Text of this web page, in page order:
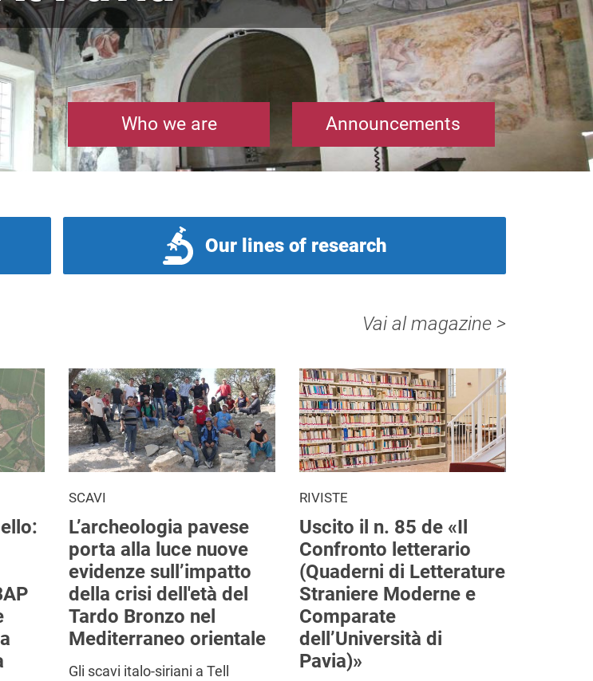
Who we are Announcements
Our lines of research
Vai al magazine >
SCAVI
L’archeologia pavese
porta alla luce nuove
evidenze sull’impatto
della crisi dell'età del
Tardo Bronzo nel
Mediterraneo orientale
Gli scavi italo-siriani a Tell
RIVISTE
Uscito il n. 85 de «Il
Confronto letterario
(Quaderni di Letterature
Straniere Moderne e
Comparate
dell’Università di
Pavia)»